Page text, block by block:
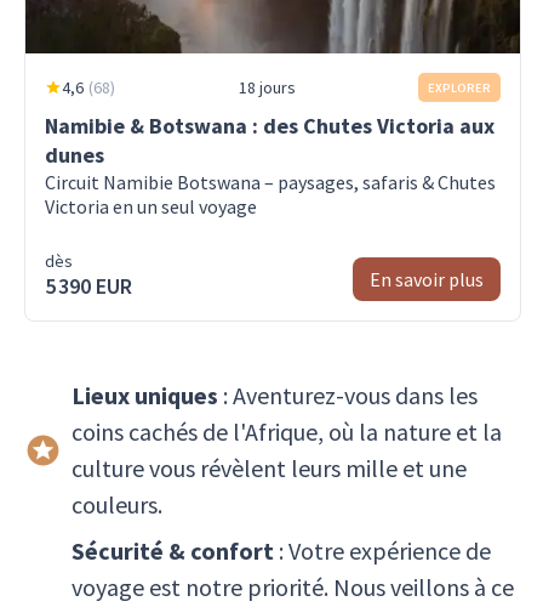
4,6 (68) 18 jours EXPLORER
Namibie & Botswana : des Chutes Victoria aux
dunes
Circuit Namibie Botswana – paysages, safaris & Chutes
Victoria en un seul voyage
dès
5 390 EUR En savoir plus
Lieux uniques : Aventurez-vous dans les
coins cachés de l'Afrique, où la nature et la
culture vous révèlent leurs mille et une
couleurs.
Sécurité & confort: Votre expérience de
voyage est notre priorité. Nous veillons à ce